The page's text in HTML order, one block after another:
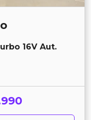
16V Aut.